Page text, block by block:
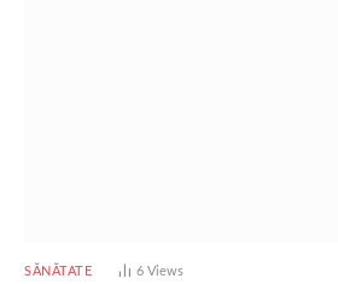
SĂNĂTATE 6Views